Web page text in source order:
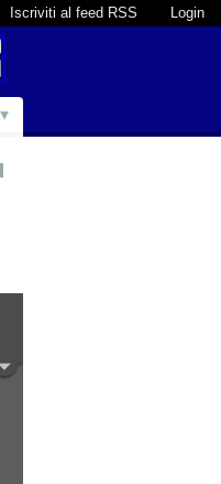
Login
Iscriviti al feed RSS